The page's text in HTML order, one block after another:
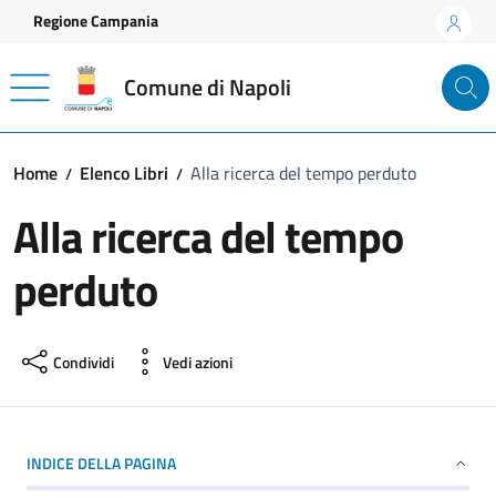
Vai ai contenuti
Vai al footer
Regione Campania
Comune di Napoli
Home Elenco Libri Alla ricerca del tempo perduto
Alla ricerca del tempo
perduto
Condividi Vedi azioni
INDICE DELLA PAGINA